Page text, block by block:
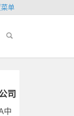
单
司
中